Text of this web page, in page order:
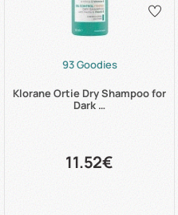
93 Goodies
Klorane Ortie Dry Shampoo for
Dark …
11.52€